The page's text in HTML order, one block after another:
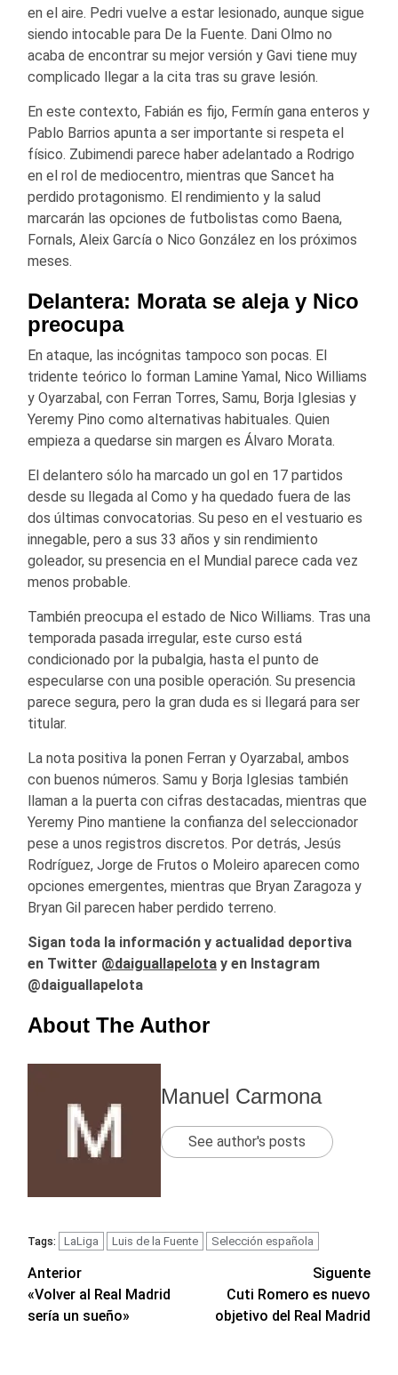
en el aire. Pedri vuelve a estar lesionado, aunque sigue
siendo intocable para De la Fuente. Dani Olmo no
acaba de encontrar su mejor versión y Gavi tiene muy
complicado llegar a la cita tras su grave lesión.
En este contexto, Fabián es fijo, Fermín gana enteros y
Pablo Barrios apunta a ser importante si respeta el
físico. Zubimendi parece haber adelantado a Rodrigo
en el rol de mediocentro, mientras que Sancet ha
perdido protagonismo. El rendimiento y la salud
marcarán las opciones de futbolistas como Baena,
Fornals, Aleix García o Nico González en los próximos
meses.
Delantera: Morata se aleja y Nico
preocupa
En ataque, las incógnitas tampoco son pocas. El
tridente teórico lo forman Lamine Yamal, Nico Williams
y Oyarzabal, con Ferran Torres, Samu, Borja Iglesias y
Yeremy Pino como alternativas habituales. Quien
empieza a quedarse sin margen es Álvaro Morata.
El delantero sólo ha marcado un gol en 17 partidos
desde su llegada al Como y ha quedado fuera de las
dos últimas convocatorias. Su peso en el vestuario es
innegable, pero a sus 33 años y sin rendimiento
goleador, su presencia en el Mundial parece cada vez
menos probable.
También preocupa el estado de Nico Williams. Tras una
temporada pasada irregular, este curso está
condicionado por la pubalgia, hasta el punto de
especularse con una posible operación. Su presencia
parece segura, pero la gran duda es si llegará para ser
titular.
La nota positiva la ponen Ferran y Oyarzabal, ambos
con buenos números. Samu y Borja Iglesias también
llaman a la puerta con cifras destacadas, mientras que
Yeremy Pino mantiene la confianza del seleccionador
pese a unos registros discretos. Por detrás, Jesús
Rodríguez, Jorge de Frutos o Moleiro aparecen como
opciones emergentes, mientras que Bryan Zaragoza y
Bryan Gil parecen haber perdido terreno.
Sigan toda la información y actualidad deportiva
en Twitter @daiguallapelota y en Instagram
@daiguallapelota
About The Author
Manuel Carmona
See author's posts
Tags: LaLiga Luis de la Fuente Selección española
Navegación
de
Anterior
«Volver al Real Madrid
sería un sueño»
Siguente
Cuti Romero es nuevo
objetivo del Real Madrid